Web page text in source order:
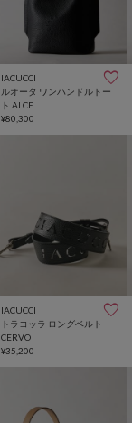
IACUCCI
ルオータ ワンハンドルトー
ト ALCE
¥80,300
IACUCCI
トラコッラ ロングベルト
CERVO
¥35,200